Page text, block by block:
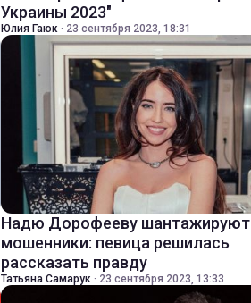
Украины 2023"
Юлия Гаюк · 23 сентября 2023, 18:31
Надю Дорофееву шантажируют
мошенники: певица решилась
рассказать правду
Татьяна Самарук · 23 сентября 2023, 13:33